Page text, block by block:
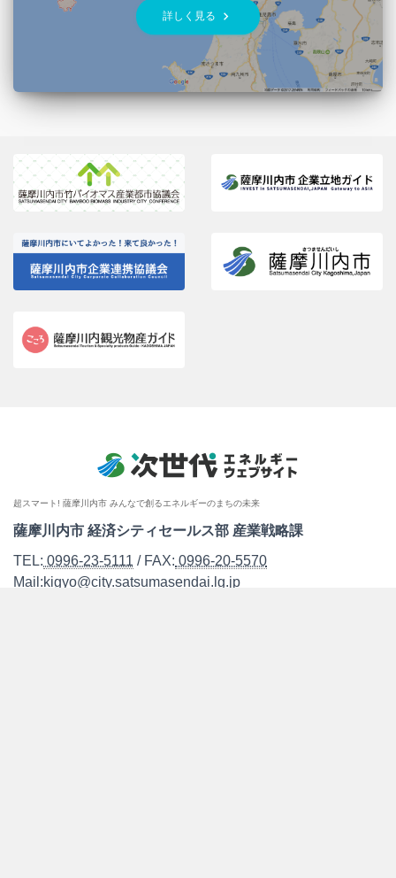
詳しく見る keyboard_arrow_right
超スマート! 薩摩川内市 みんなで創るエネルギーのまちの未来
薩摩川内市 経済シティセールス部 産業戦略課
TEL: 0996-23-5111 / FAX: 0996-20-5570
Mail:kigyo@city.satsumasendai.lg.jp